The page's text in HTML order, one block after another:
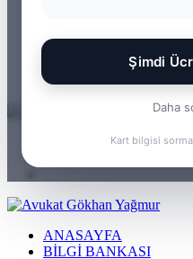
Şimdi
Daha
Kart bilgisi
Ol
Rastgele
Bölmesi
ANASAYFA
BILGI BANKASI